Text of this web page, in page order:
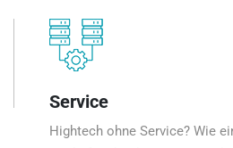
Service
Hightech ohne Service? Wie